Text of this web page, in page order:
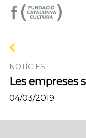
NOTÍCIES
Les empreses
04/03/2019